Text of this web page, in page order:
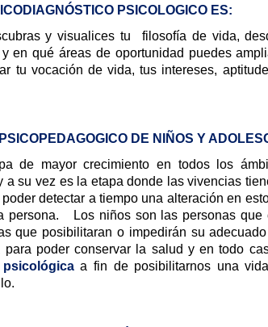
PSICOLOGICO ES:
y visualices tu filosofía de vida,
en qué áreas de oportunidad puedes
tu vocación de vida, tus intereses,
DE NIÑOS Y
de mayor crecimiento en todos los
su vez es la etapa donde las vivencias
detectar a tiempo una alteración en
persona. Los niños son las personas que
que posibilitaran o impedirán su
poder conservar la salud y en todo
a fin de posibilitarnos una